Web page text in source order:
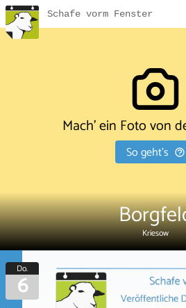
Schafe vorm Fenster
Mach' ein Foto von
So geht's
Kriesow
Do.
6